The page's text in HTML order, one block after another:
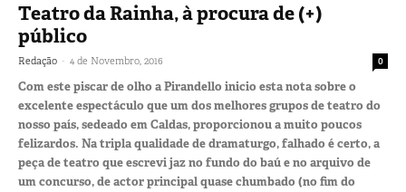
Teatro da Rainha, à procura de (+)
público
Redação - 4 de Novembro, 2016 0
Com este piscar de olho a Pirandello inicio esta nota sobre o
excelente espectáculo que um dos melhores grupos de teatro do
nosso país, sedeado em Caldas, proporcionou a muito poucos
felizardos. Na tripla qualidade de dramaturgo, falhado é certo, a
peça de teatro que escrevi jaz no fundo do baú e no arquivo de
um concurso, de actor principal quase chumbado (no fim do